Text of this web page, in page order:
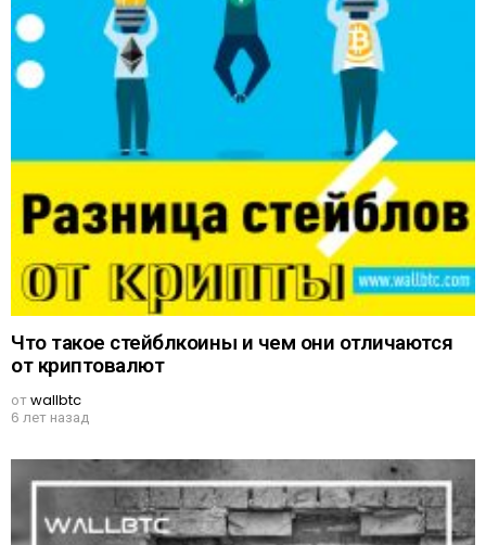
Что такое стейблкоины и чем они отличаются
от криптовалют
отwallbtc
6 лет назад